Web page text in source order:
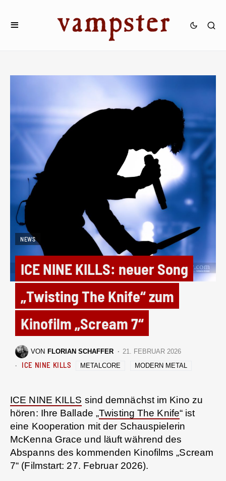
NEWS
ICE NINE KILLS: neuer Song
„Twisting The Knife“ zum
Kinofilm „Scream 7“
VON FLORIAN SCHAFFER 21. FEBRUAR 2026
ICE NINE KILLS METALCORE MODERN METAL
ICE NINE KILLS sind demnächst im Kino zu
hören: Ihre Ballade „Twisting The Knife“ ist
eine Kooperation mit der Schauspielerin
McKenna Grace und läuft während des
Abspanns des kommenden Kinofilms „Scream
7“ (Filmstart: 27. Februar 2026).